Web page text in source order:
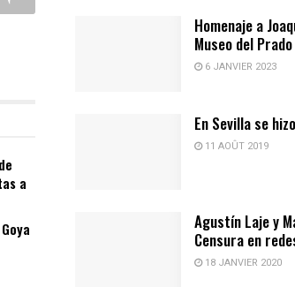
a
Homenaje a
Museo del Prado
6 JANVIER 2023
En Sevilla se
11 AOÛT 2019
Agustín Laje y
Censura en
18 JANVIER 2020